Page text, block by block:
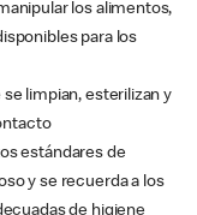
los alimentos,
para los
limpian, esterilizan y
estándares de
y se recuerda a los